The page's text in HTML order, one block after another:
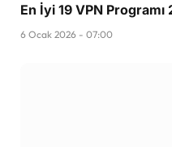
En İyi 19 VPN
6 Ocak 2026 - 07:00